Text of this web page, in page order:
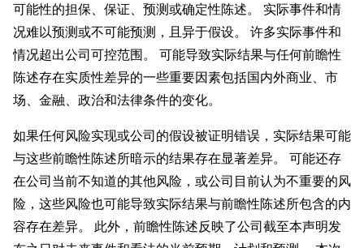
可能性的担保、保证、预测或确定性陈述。 实际事件和情
况难以预测或不可能预测，且异于假设。 许多实际事件和
情况超出公司可控范围。 可能导致实际结果与任何前瞻性
陈述存在实质性差异的一些重要因素包括国内外商业、市
场、金融、政治和法律条件的变化。
如果任何风险实现或公司的假设被证明错误，实际结果可能
与这些前瞻性陈述所暗示的结果存在显著差异。 可能还存
在公司当前不知道的其他风险，或公司目前认为不重要的风
险，这些风险也可能导致实际结果与前瞻性陈述所包含的内
容存在差异。 此外，前瞻性陈述反映了公司截至本声明发